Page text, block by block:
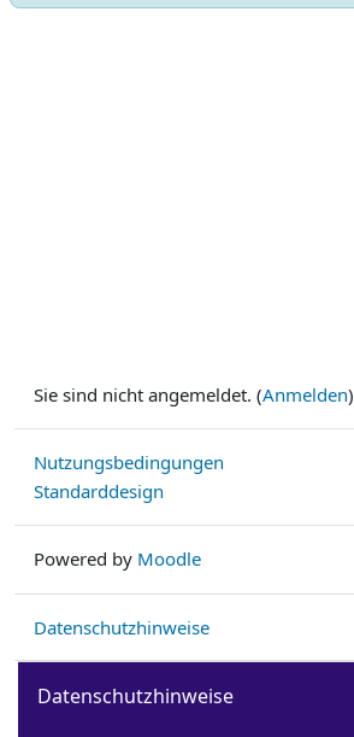
Sie sind nicht angemeldet. (Anmelden)
Nutzungsbedingungen
Standarddesign
Powered by Moodle
Datenschutzhinweise
Datenschutzhinweise